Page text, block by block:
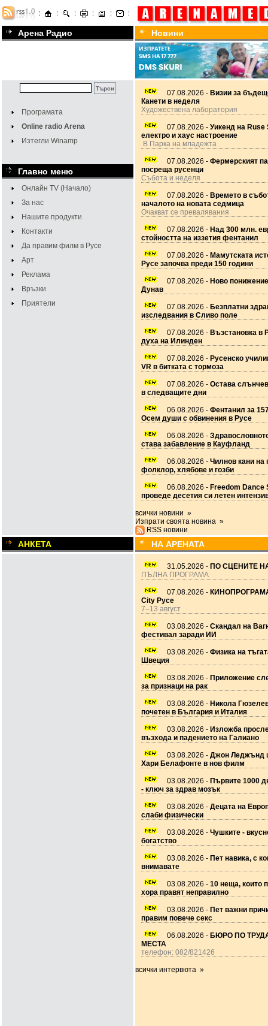
Арена Радио Новини
Програмата
Online radio Arena
Изтегли Winamp
Главно меню
Онлайн TV (Начало)
За нас
Нашите продукти
Контакти
Да правим филм в Русе
Арт
Реклама
Връзки
Приятели
07.08.2026 - Визии за
Канети в неделя
Художествена лаборатория
07.08.2026 - Уикенд на Ruse
електро и хаус настроение
В Парка на младежта
07.08.2026 - Фермерският
посреща русенци
Събота и неделя
07.08.2026 - Времето в
началото на новата седмица
Очакват се превалявания
07.08.2026 - Над 300 млн.
стойността на иззетия фентанил
07.08.2026 - Мамутската
Русе започва преди 150 години
07.08.2026 - Ново
Дунав
07.08.2026 - Безплатни
изследвания в Сливо поле
07.08.2026 - Възстановка в
духа на Илинден
07.08.2026 - Русенско
VR в битката с тормоза
07.08.2026 - Остава
в следващите дни
06.08.2026 - Фентанил за
Осем души с обвинения в Русе
06.08.2026 -
става забавление в Кауфланд
06.08.2026 - Чилнов кани на
фолклор, хлябове и гозби
06.08.2026 - Freedom Dance
проведе десетия си летен
всички новини »
Изпрати своята новина »
RSS новини
АНКЕТА НА АРЕНАТА
31.05.2026 - ПО СЦЕНИТЕ
ПЪЛНА ПРОГРАМА
07.08.2026 -
City Русе
7–13 август
03.08.2026 - Скандал на
фестивал заради ИИ
03.08.2026 - Физика на
Швеция
03.08.2026 - Приложение
за признаци на рак
03.08.2026 - Никола
почетен в България и Италия
03.08.2026 - Изложба
възхода и падението на Галиано
03.08.2026 - Джон Леджънд
Хари Белафонте в нов филм
03.08.2026 - Първите 1000
- ключ за здрав мозък
03.08.2026 - Децата на
слаби физически
03.08.2026 - Чушките -
богатство
03.08.2026 - Пет навика, с
внимавате
03.08.2026 - 10 неща, които
хора правят неправилно
03.08.2026 - Пет важни
правим повече секс
06.08.2026 - БЮРО ПО
МЕСТА
телефон: 082/821426
всички интервюта »